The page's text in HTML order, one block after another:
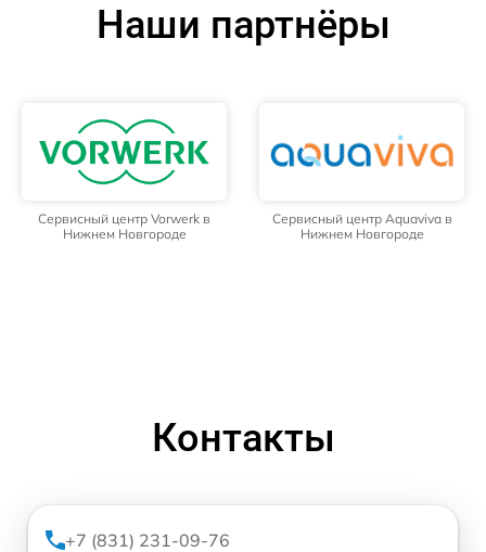
Наши партнёры
Сервисный центр Vorwerk в
Нижнем Новгороде
Сервисный центр Aquaviva в
Нижнем Новгороде
Контакты
+7 (831) 231-09-76